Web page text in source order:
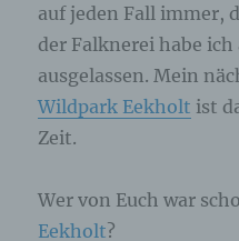
auf jeden Fall immer,
der Falknerei habe ich
ausgelassen. Mein
Wildpark Eekholt ist
Zeit.
Wer von Euch war
Eekholt?
Zahlreiche
Cookies. Viele Cookies
Cookie-ID. Eine
Kennung des Cookies.
Zeichenfolge, durch
wurde. Dies ermöglicht
Internetseiten und